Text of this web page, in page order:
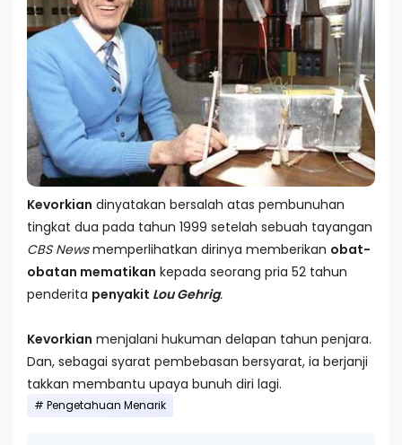
Kevorkian dinyatakan bersalah atas pembunuhan
tingkat dua pada tahun 1999 setelah sebuah tayangan
CBS Newsmemperlihatkan dirinya memberikan obat-
obatan mematikan kepada seorang pria 52 tahun
penderita penyakit Lou Gehrig.
Kevorkian menjalani hukuman delapan tahun penjara.
Dan, sebagai syarat pembebasan bersyarat, ia berjanji
takkan membantu upaya bunuh diri lagi.
Pengetahuan Menarik